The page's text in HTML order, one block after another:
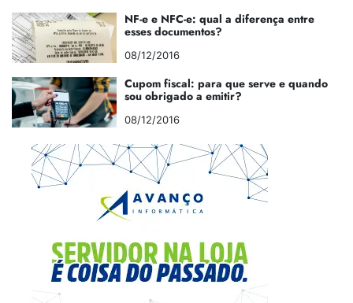
NF-e e NFC-e: qual a diferença entre
esses documentos?
08/12/2016
Cupom fiscal: para que serve e quando
sou obrigado a emitir?
08/12/2016